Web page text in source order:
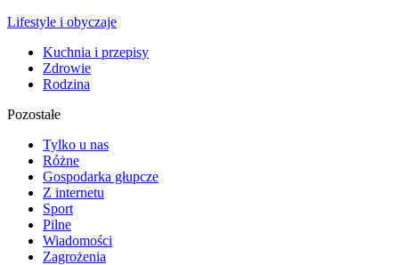
Lifestyle i obyczaje
Kuchnia i przepisy
Zdrowie
Rodzina
Pozostałe
Tylko u nas
Różne
Gospodarka głupcze
Z internetu
Sport
Pilne
Wiadomości
Zagrożenia